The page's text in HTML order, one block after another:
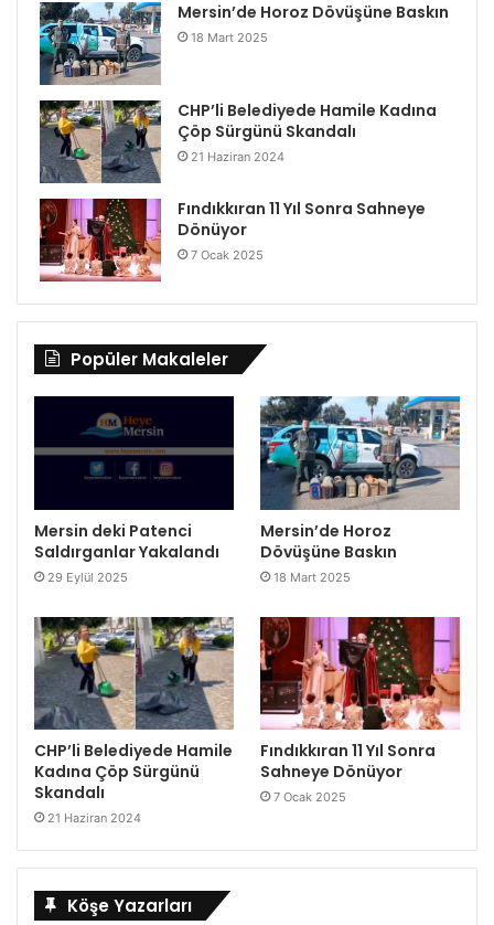
Mersin’de Horoz Dövüşüne Baskın
18 Mart 2025
CHP’li Belediyede Hamile Kadına
Çöp Sürgünü Skandalı
21 Haziran 2024
Fındıkkıran 11 Yıl Sonra Sahneye
Dönüyor
7 Ocak 2025
Popüler Makaleler
Mersin deki Patenci
Saldırganlar Yakalandı
29 Eylül 2025
Mersin’de Horoz
Dövüşüne Baskın
18 Mart 2025
CHP’li Belediyede Hamile
Kadına Çöp Sürgünü
Skandalı
21 Haziran 2024
Fındıkkıran 11 Yıl Sonra
Sahneye Dönüyor
7 Ocak 2025
Köşe Yazarları